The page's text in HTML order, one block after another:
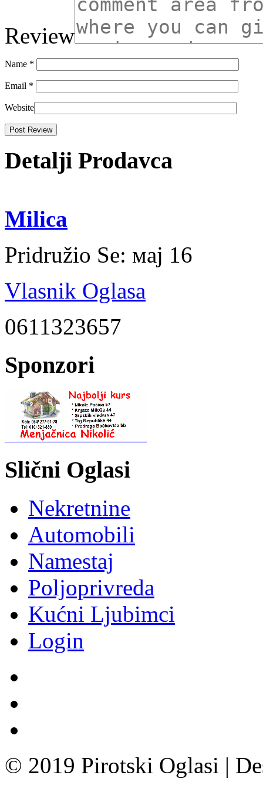
Review
Name *
Email *
Website
Detalji Prodavca
Milica
Pridružio Se: мај 16
Vlasnik Oglasa
0611323657
Sponzori
Slični Oglasi
Nekretnine
Automobili
Namestaj
Poljoprivreda
Kućni Ljubimci
Login
© 2019 Pirotski Oglasi |